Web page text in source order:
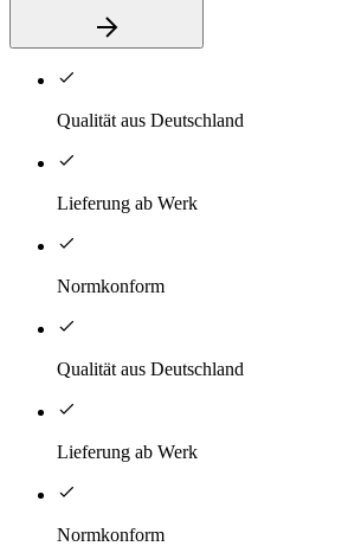
Qualität aus Deutschland
Lieferung ab Werk
Normkonform
Qualität aus Deutschland
Lieferung ab Werk
Normkonform